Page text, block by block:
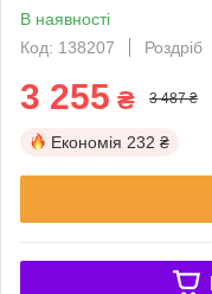
В наявності
Код: 138207
Роздріб
3 255 ₴ 3 487 ₴
Економія 232 ₴